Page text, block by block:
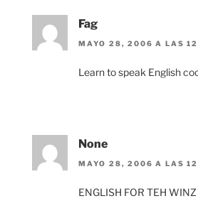
Fag
MAYO 28, 2006 A LAS
Learn to speak English
None
MAYO 28, 2006 A LAS
ENGLISH FOR TEH WINZ